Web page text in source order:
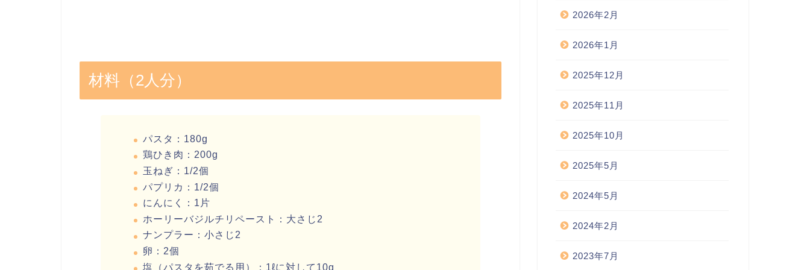
材料（2人分）
パスタ：180g
鶏ひき肉：200g
玉ねぎ：1/2個
パプリカ：1/2個
にんにく：1片
ホーリーバジルチリペースト：大さじ2
ナンプラー：小さじ2
卵：2個
塩（パスタを茹でる用）：1ℓに対して10g
2026年2月
2026年1月
2025年12月
2025年11月
2025年10月
2025年5月
2024年5月
2024年2月
2023年7月